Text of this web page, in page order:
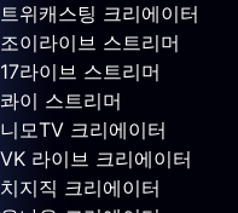
트위캐스팅 크리에이터
조이라이브 스트리머
17라이브 스트리머
콰이 스트리머
니모TV 크리에이터
VK 라이브 크리에이터
치지직 크리에이터